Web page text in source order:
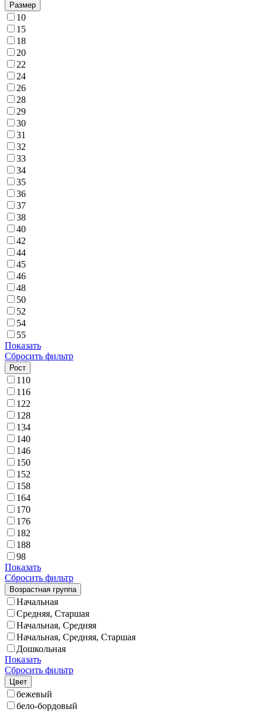
Размер
10
15
18
20
22
24
26
28
29
30
31
32
33
34
35
36
37
38
40
42
44
45
46
48
50
52
54
55
Показать
Сбросить фильтр
Рост
110
116
122
128
134
140
146
150
152
158
164
170
176
182
188
98
Показать
Сбросить фильтр
Возрастная группа
Начальная
Средняя, Старшая
Начальная, Средняя
Начальная, Средняя, Старшая
Дошкольная
Показать
Сбросить фильтр
Цвет
бежевый
бело-бордовый